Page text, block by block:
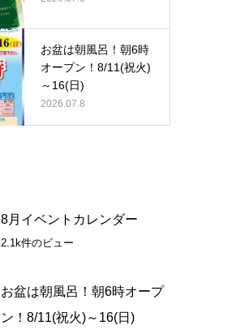
お盆は朝風呂！朝6時
オープン！8/11(祝火)
～16(日)
2026.07.8
8月イベントカレンダー
2.1k件のビュー
お盆は朝風呂！朝6時オープ
ン！8/11(祝火)～16(日)